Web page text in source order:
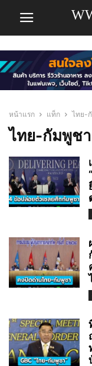
หน้าแรก แท็ก ไทย-
ไทย-กัมพูชา